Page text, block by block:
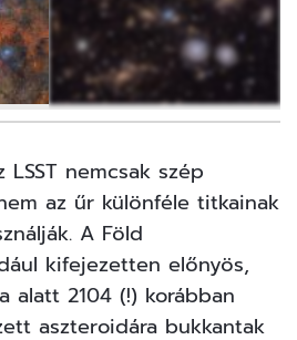
nemcsak szép
az űr különféle titkainak
A Föld
kifejezetten előnyös,
alatt 2104 (!) korábban
aszteroidára bukkantak